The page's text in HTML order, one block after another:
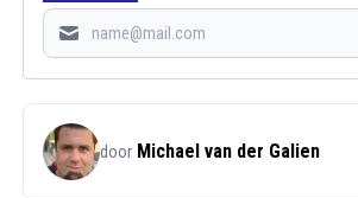
door Michael van der Galien